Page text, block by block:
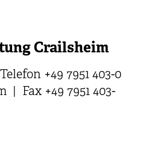
Crailsheim
+49 7951 403-0
| Fax +49 7951 403-